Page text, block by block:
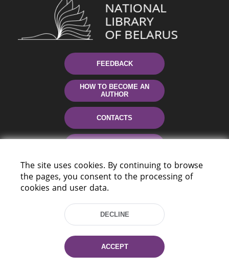
FEEDBACK
HOW TO BECOME AN
AUTHOR
CONTACTS
220114, Niezaležnasci Ave. 116, Minsk,
The site uses cookies. By continuing to browse
the pages, you consent to the processing of
cookies and user data.
DECLINE
ACCEPT